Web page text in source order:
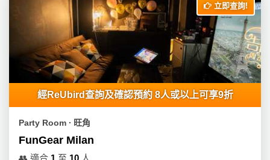
立即查詢!
經ReUbird查詢及確認預約 8人或以上可享9折
Party Room ∙ 旺角
FunGear Milan
👥 適合 1 至 10 人